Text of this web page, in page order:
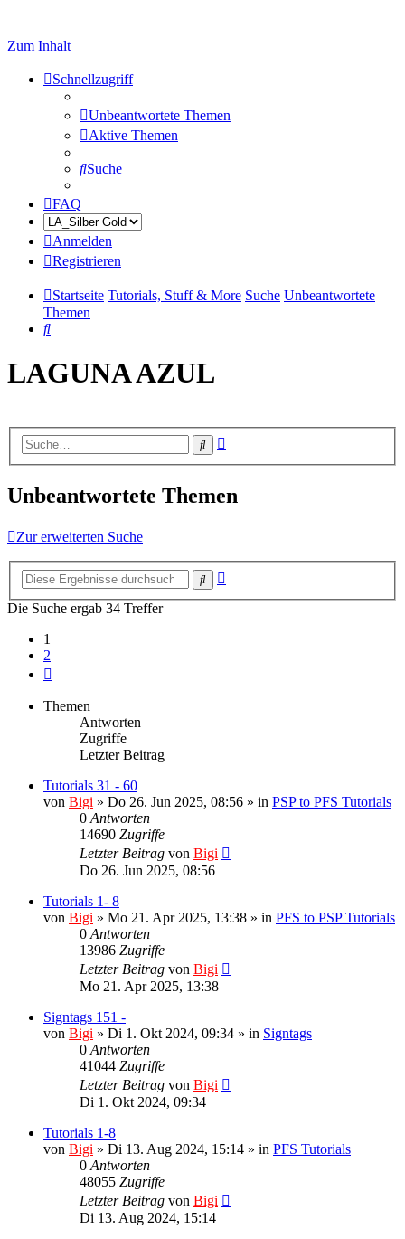
Zum Inhalt
Schnellzugriff
Unbeantwortete Themen
Aktive Themen
Suche
FAQ
Anmelden
Registrieren
Startseite Tutorials, Stuff & More Suche Unbeantwortete
Themen
Suche
LAGUNA AZUL
Suche
Unbeantwortete Themen
Zur erweiterten Suche
Suche
Die Suche ergab 34 Treffer
1
2
Themen
Antworten
Zugriffe
Letzter Beitrag
Tutorials 31 - 60
von Bigi » Do 26. Jun 2025, 08:56 » in PSP to PFS Tutorials
0 Antworten
14690 Zugriffe
Letzter Beitrag von Bigi
Do 26. Jun 2025, 08:56
Tutorials 1- 8
von Bigi » Mo 21. Apr 2025, 13:38 » in PFS to PSP Tutorials
0 Antworten
13986 Zugriffe
Letzter Beitrag von Bigi
Mo 21. Apr 2025, 13:38
Signtags 151 -
von Bigi » Di 1. Okt 2024, 09:34 » in Signtags
0 Antworten
41044 Zugriffe
Letzter Beitrag von Bigi
Di 1. Okt 2024, 09:34
Tutorials 1-8
von Bigi » Di 13. Aug 2024, 15:14 » in PFS Tutorials
0 Antworten
48055 Zugriffe
Letzter Beitrag von Bigi
Di 13. Aug 2024, 15:14